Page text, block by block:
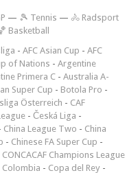
— 🎾 Tennis — 🚴 Radsport
Basketball
- AFC Asian Cup - AFC
of Nations - Argentine
Primera C - Australia A-
Super Cup - Botola Pro -
Österreich - CAF
- Česká Liga -
China League Two - China
- Chinese FA Super Cup -
CONCACAF Champions League
Colombia - Copa del Rey -